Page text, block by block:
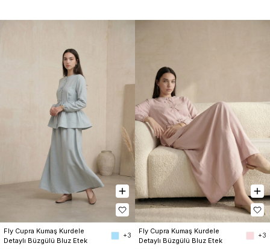
Fly Cupra Kumaş Kurdele
Detaylı Büzgülü Bluz Etek
+3
Fly Cupra Kumaş Kurdele
Detaylı Büzgülü Bluz Etek
+3